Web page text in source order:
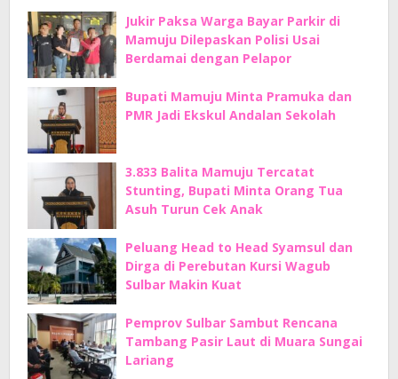
Jukir Paksa Warga Bayar Parkir di
Mamuju Dilepaskan Polisi Usai
Berdamai dengan Pelapor
Bupati Mamuju Minta Pramuka dan
PMR Jadi Ekskul Andalan Sekolah
3.833 Balita Mamuju Tercatat
Stunting, Bupati Minta Orang Tua
Asuh Turun Cek Anak
Peluang Head to Head Syamsul dan
Dirga di Perebutan Kursi Wagub
Sulbar Makin Kuat
Pemprov Sulbar Sambut Rencana
Tambang Pasir Laut di Muara Sungai
Lariang